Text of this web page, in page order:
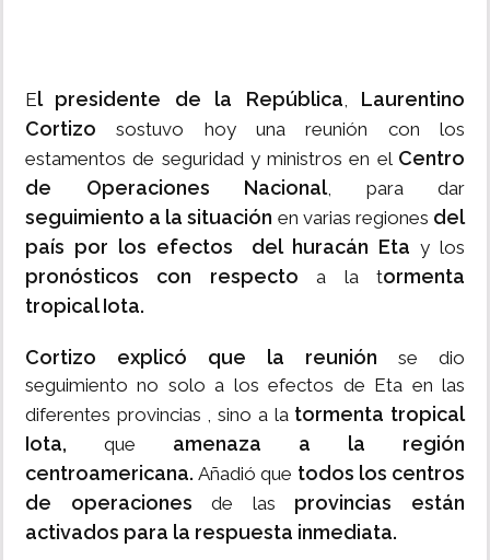
El presidente de la República, Laurentino
Cortizo sostuvo hoy una reunión con los
estamentos de seguridad y ministros en el Centro
de Operaciones Nacional, para dar
seguimiento a la situación en varias regiones del
país por los efectos del huracán Eta y los
pronósticos con respecto a la tormenta
tropical Iota.
Cortizo explicó que la reunión se dio
seguimiento no solo a los efectos de Eta en las
diferentes provincias , sino a la tormenta tropical
Iota, que amenaza a la región
centroamericana.Añadió que todos los centros
de operacionesde las provincias están
activados para la respuesta inmediata.